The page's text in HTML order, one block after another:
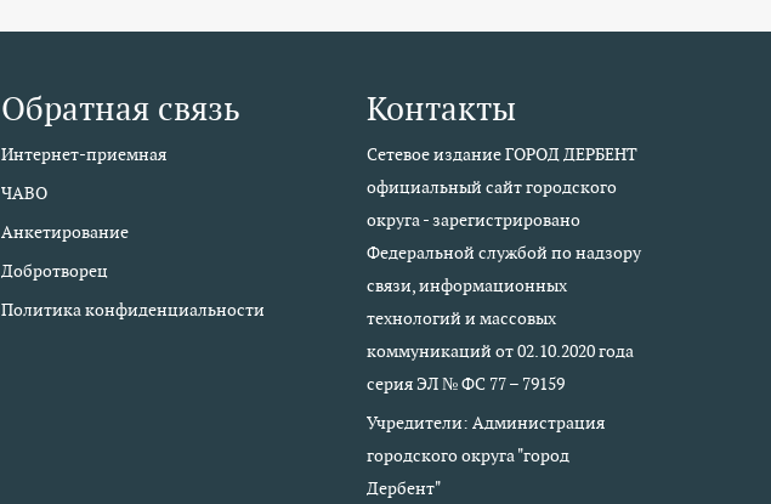
Обратная связь
Интернет-приемная
ЧАВО
Анкетирование
Добротворец
Политика конфиденциальности
Контакты
Сетевое издание ГОРОД ДЕРБЕНТ
официальный сайт городского
округа - зарегистрировано
Федеральной службой по надзору
связи, информационных
технологий и массовых
коммуникаций от 02.10.2020 года
серия ЭЛ № ФС 77 – 79159
Учредители: Администрация
городского округа "город
Дербент"